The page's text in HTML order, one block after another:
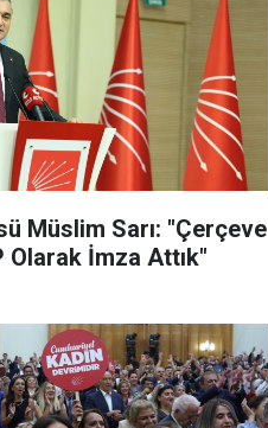
Müslim Sarı: "Çerçeve
Olarak İmza Attık"